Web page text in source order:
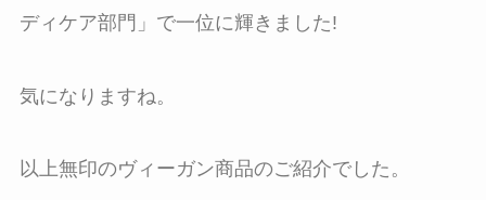
ディケア部門」で一位に輝きました!
気になりますね。
以上無印のヴィーガン商品のご紹介でした。